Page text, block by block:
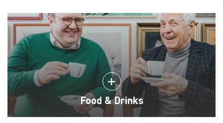
Food & Drinks